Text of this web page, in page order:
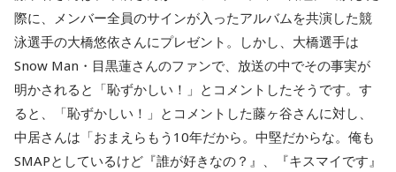
際に、メンバー全員のサインが入ったアルバムを共演した競
泳選手の大橋悠依さんにプレゼント。しかし、大橋選手は
Snow Man・目黒蓮さんのファンで、放送の中でその事実が
明かされると「恥ずかしい！」とコメントしたそうです。す
ると、「恥ずかしい！」とコメントした藤ヶ谷さんに対し、
中居さんは「おまえらもう10年だから。中堅だからな。俺も
SMAPとしているけど『誰が好きなの？』、『キスマイです』